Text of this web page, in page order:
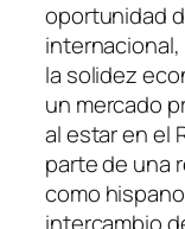
oportunidad
la solidez
un mercado
al estar en el
parte de una
como
intercambio